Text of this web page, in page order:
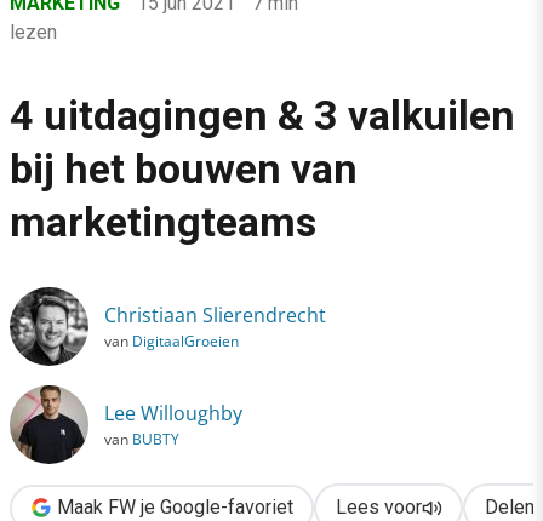
›
Marketing
›
4 uitdagingen & 3 valkuilen bij het bouwen van marketingteams
lezen
4 uitdagingen & 3 valkuilen
bij het bouwen van
marketingteams
Christiaan Slierendrecht
van DigitaalGroeien
Lee Willoughby
van BUBTY
Maak FW je Google-favoriet Lees voor Delen